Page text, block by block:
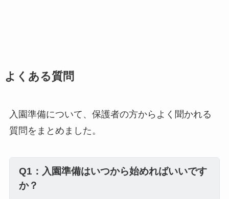
よくある質問
入園準備について、保護者の方からよく聞かれる
質問をまとめました。
Q1：入園準備はいつから始めればいいです
か？